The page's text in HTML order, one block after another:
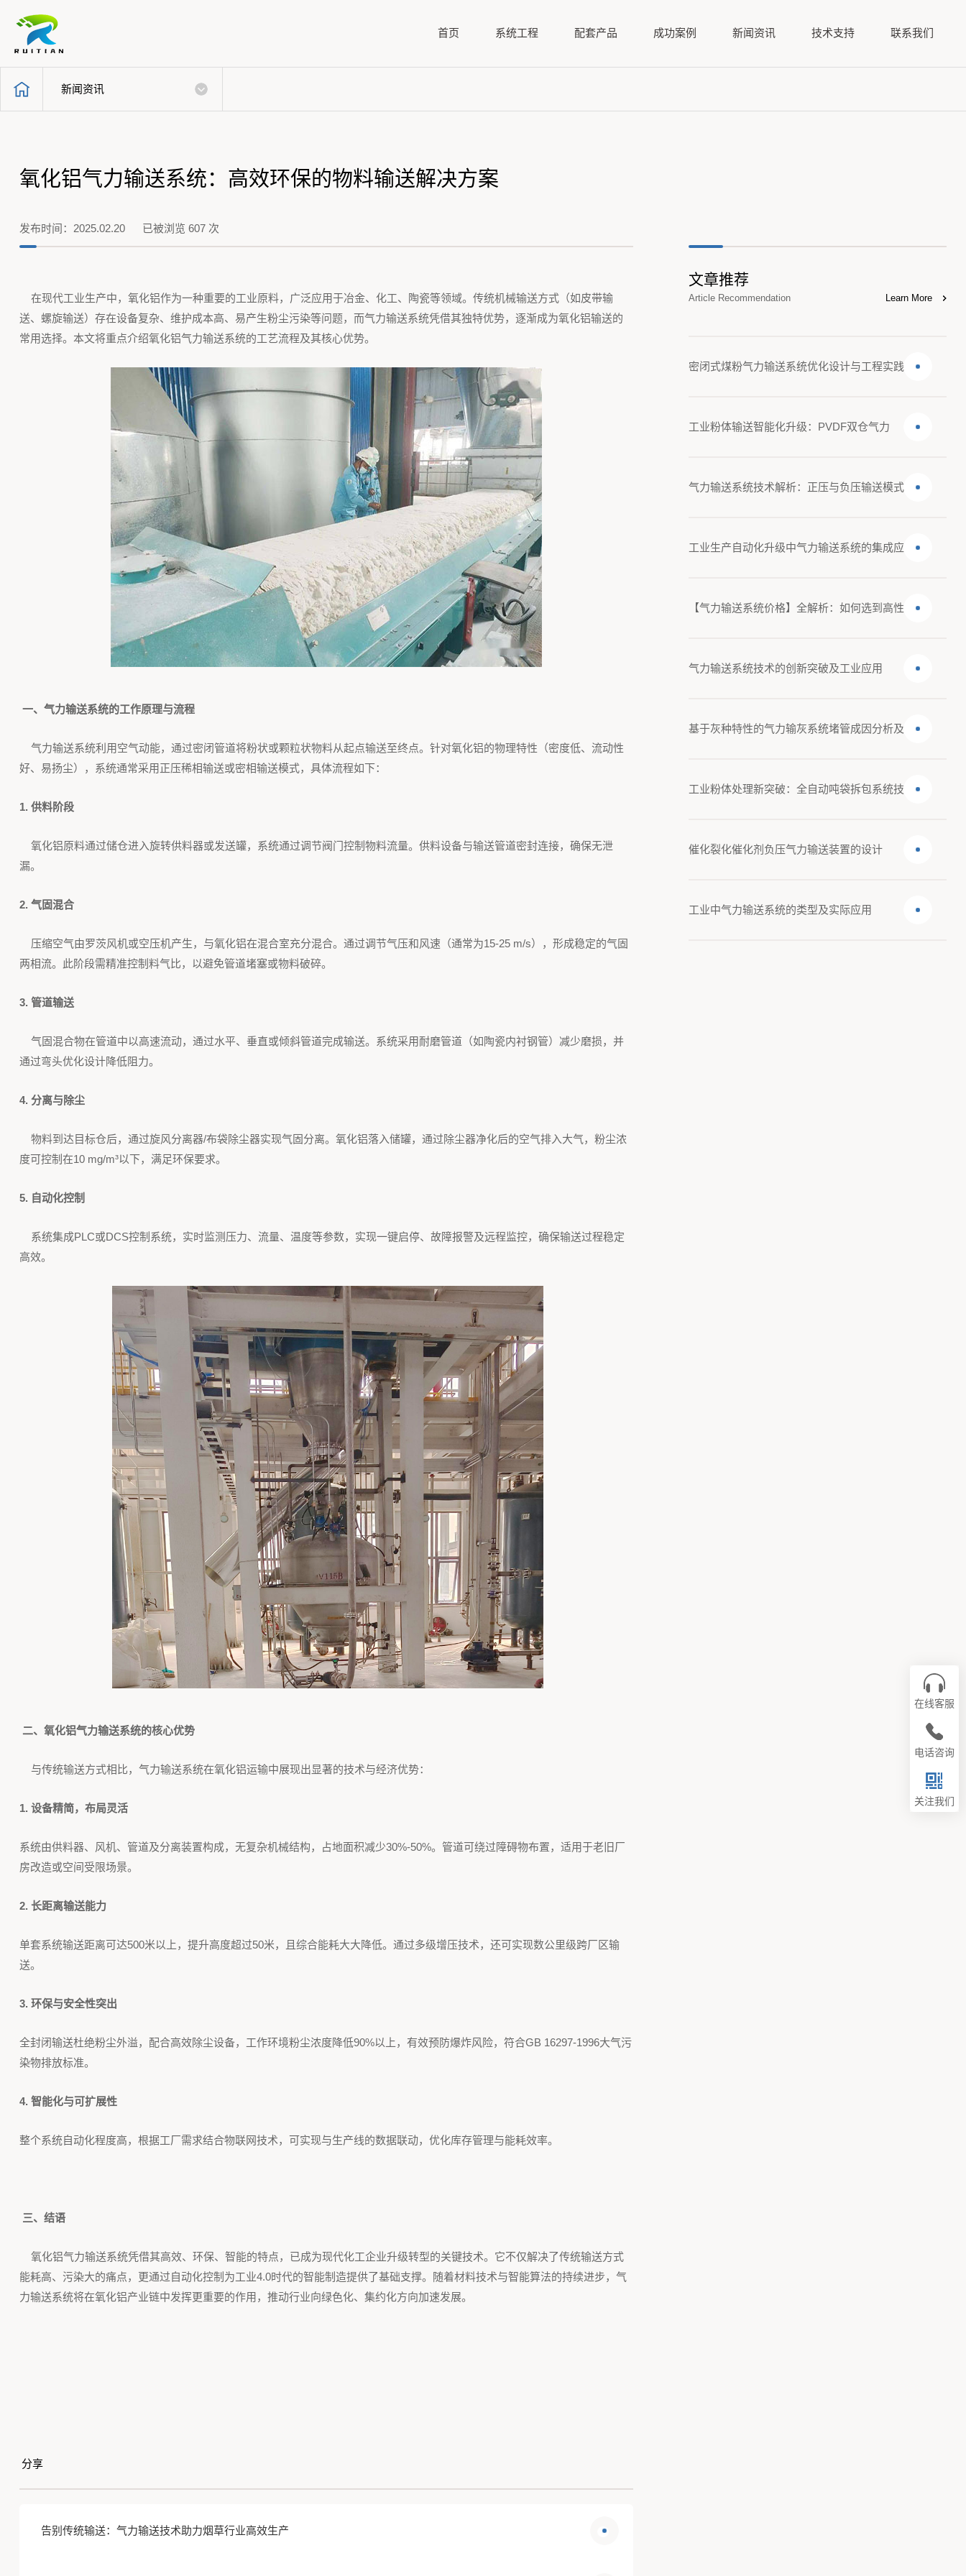
首页 系统工程 配套产品 成功案例 新闻资讯 技术支持 联系我们
新闻资讯
氧化铝气力输送系统：高效环保的物料输送解决方案
发布时间：2025.02.20 已被浏览 607次
在现代工业生产中，氧化铝作为一种重要的工业原料，广泛应用于冶金、化工、陶瓷等领域。传统机械输送方式（如皮带输
送、螺旋输送）存在设备复杂、维护成本高、易产生粉尘污染等问题，而气力输送系统凭借其独特优势，逐渐成为氧化铝输送的
常用选择。本文将重点介绍氧化铝气力输送系统的工艺流程及其核心优势。
一、气力输送系统的工作原理与流程
气力输送系统利用空气动能，通过密闭管道将粉状或颗粒状物料从起点输送至终点。针对氧化铝的物理特性（密度低、流动性
好、易扬尘），系统通常采用正压稀相输送或密相输送模式，具体流程如下：
1. 供料阶段
氧化铝原料通过储仓进入旋转供料器或发送罐，系统通过调节阀门控制物料流量。供料设备与输送管道密封连接，确保无泄
漏。
2. 气固混合
压缩空气由罗茨风机或空压机产生，与氧化铝在混合室充分混合。通过调节气压和风速（通常为15-25 m/s），形成稳定的气固
两相流。此阶段需精准控制料气比，以避免管道堵塞或物料破碎。
3. 管道输送
气固混合物在管道中以高速流动，通过水平、垂直或倾斜管道完成输送。系统采用耐磨管道（如陶瓷内衬钢管）减少磨损，并
通过弯头优化设计降低阻力。
4. 分离与除尘
物料到达目标仓后，通过旋风分离器/布袋除尘器实现气固分离。氧化铝落入储罐，通过除尘器净化后的空气排入大气，粉尘浓
度可控制在10 mg/m³以下，满足环保要求。
5. 自动化控制
系统集成PLC或DCS控制系统，实时监测压力、流量、温度等参数，实现一键启停、故障报警及远程监控，确保输送过程稳定
高效。
二、氧化铝气力输送系统的核心优势
与传统输送方式相比，气力输送系统在氧化铝运输中展现出显著的技术与经济优势：
1. 设备精简，布局灵活
系统由供料器、风机、管道及分离装置构成，无复杂机械结构，占地面积减少30%-50%。管道可绕过障碍物布置，适用于老旧厂
房改造或空间受限场景。
2. 长距离输送能力
单套系统输送距离可达500米以上，提升高度超过50米，且综合能耗大大降低。通过多级增压技术，还可实现数公里级跨厂区输
送。
3. 环保与安全性突出
全封闭输送杜绝粉尘外溢，配合高效除尘设备，工作环境粉尘浓度降低90%以上，有效预防爆炸风险，符合GB 16297-1996大气污
染物排放标准。
4. 智能化与可扩展性
整个系统自动化程度高，根据工厂需求结合物联网技术，可实现与生产线的数据联动，优化库存管理与能耗效率。
三、结语
氧化铝气力输送系统凭借其高效、环保、智能的特点，已成为现代化工企业升级转型的关键技术。它不仅解决了传统输送方式
能耗高、污染大的痛点，更通过自动化控制为工业4.0时代的智能制造提供了基础支撑。随着材料技术与智能算法的持续进步，气
力输送系统将在氧化铝产业链中发挥更重要的作用，推动行业向绿色化、集约化方向加速发展。
分享
告别传统输送：气力输送技术助力烟草行业高效生产
文章推荐
Article Recommendation Learn More
密闭式煤粉气力输送系统优化设计与工程实践
工业粉体输送智能化升级：PVDF双仓气力
气力输送系统技术解析：正压与负压输送模式
工业生产自动化升级中气力输送系统的集成应
【气力输送系统价格】全解析：如何选到高性
气力输送系统技术的创新突破及工业应用
基于灰种特性的气力输灰系统堵管成因分析及
工业粉体处理新突破：全自动吨袋拆包系统技
催化裂化催化剂负压气力输送装置的设计
工业中气力输送系统的类型及实际应用
在线客服
电话咨询
关注我们